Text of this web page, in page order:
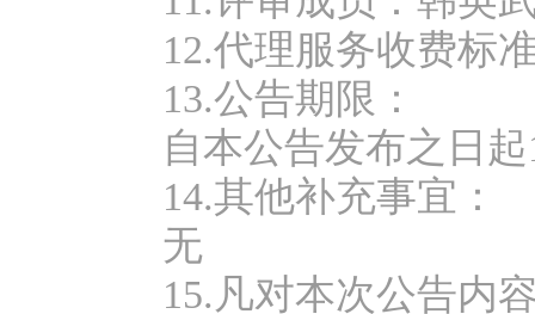
12.代理服务收费标
13.公告期限：
自本公告发布之日起
14.其他补充事宜：
无
15.凡对本次公告内